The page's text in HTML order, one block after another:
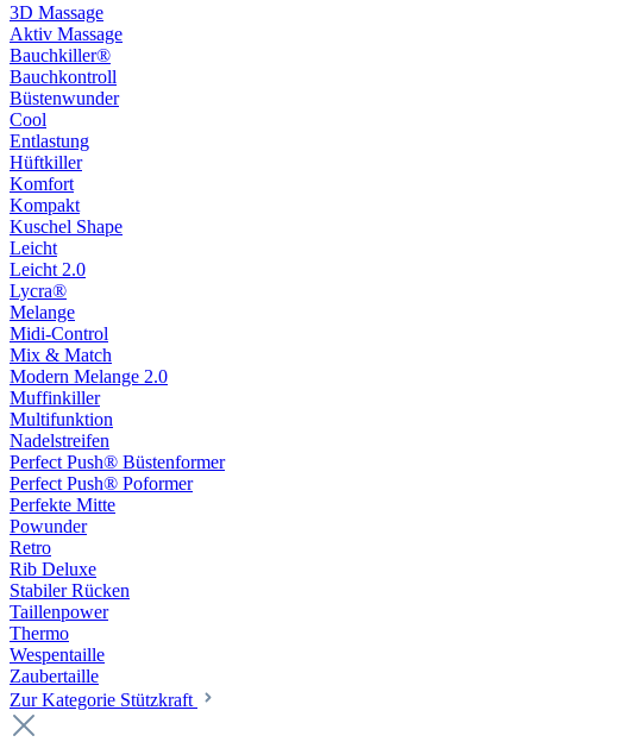
3D Massage
Aktiv Massage
Bauchkiller®
Bauchkontroll
Büstenwunder
Cool
Entlastung
Hüftkiller
Komfort
Kompakt
Kuschel Shape
Leicht
Leicht 2.0
Lycra®
Melange
Midi-Control
Mix & Match
Modern Melange 2.0
Muffinkiller
Multifunktion
Nadelstreifen
Perfect Push® Büstenformer
Perfect Push® Poformer
Perfekte Mitte
Powunder
Retro
Rib Deluxe
Stabiler Rücken
Taillenpower
Thermo
Wespentaille
Zaubertaille
Zur Kategorie Stützkraft